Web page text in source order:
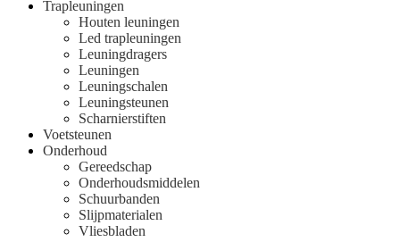
Trapleuningen
Houten leuningen
Led trapleuningen
Leuningdragers
Leuningen
Leuningschalen
Leuningsteunen
Scharnierstiften
Voetsteunen
Onderhoud
Gereedschap
Onderhoudsmiddelen
Schuurbanden
Slijpmaterialen
Vliesbladen